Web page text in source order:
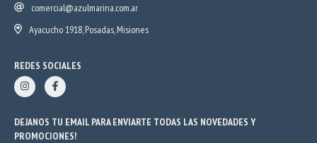
comercial@azulmarina.com.ar
Ayacucho 1918, Posadas, Misiones
REDES SOCIALES
DEJANOS TU EMAIL PARA ENVIARTE TODAS LAS NOVEDADES Y
PROMOCIONES!